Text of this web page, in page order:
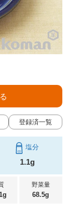
登録済一覧
塩分
1.1g
野菜量
68.5g